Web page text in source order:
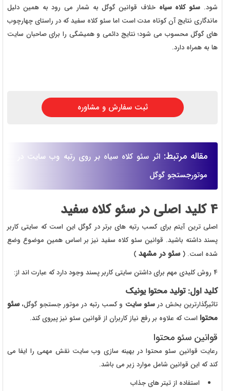
شود. سئو کلاه سیاه خلاف قوانین گوگل به شمار می رود به همین دلیل
ماندگاری نتایج آن کوتاه مدت است اما سئو کلاه سفید که در راستای چهارچوب
های گوگل محسوب می شود؛ نتایج دائمی و همیشگی را برای صاحبان سایت
ها به همراه دارد.
ثبت سفارش و مشاوره
مقاله مرتبط:اثر سئو کلاه سیاه بر روی رتبه وب سایت در
موتورجستجو گوگل
4 کلید اصلی در سئو کلاه سفید
اصلی ترین آیتم برای کسب رتبه های برتر در گوگل این است که سایتی کاربر
پسند داشته باشید. قوانین سئو کلاه سفید نیز بر اساس همین موضوع وضع
شده است. (سئو در مشهد )
4 روش کلیدی مهم برای داشتن سایتی کاربر پسند وجود دارد که عبارت اند از:
کلید اول: تولید محتوا یونیک
تاثیرگذارترین بخش در سئو سایت و کسب رتبه در موتور جستجو گوگل،سئو
محتوا است که علاوه بر رفع نیاز کاربران از قوانین سئو نیز پیروی کند.
قوانین سئو محتوا
رعایت قوانین سئو محتوا در بهینه سازی وب سایت نقش مهمی را ایفا می
کند که این قوانین شامل موارد زیر می باشد.
استفاده از تیتر های جذاب